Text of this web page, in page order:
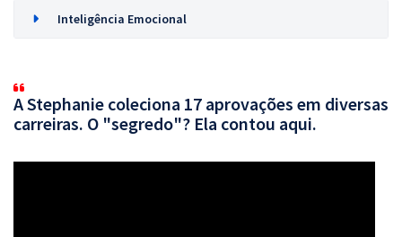
Inteligência Emocional
A Stephanie coleciona 17 aprovações em diversas
carreiras. O "segredo"? Ela contou aqui.